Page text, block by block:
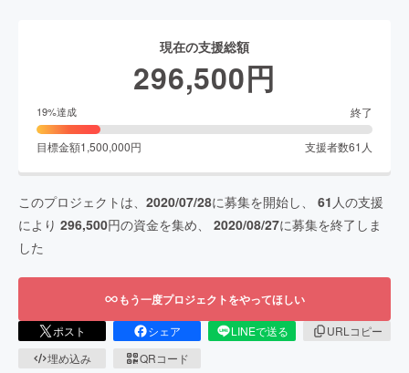
現在の支援総額
296,500円
19%達成 終了
目標金額1,500,000円 支援者数61 人
このプロジェクトは、 2020/07/28に募集を開始し、 61 人の支援
により 296,500円の資金を集め、 2020/08/27に募集を終了しま
した
もう一度プロジェクトをやってほしい
ポスト シェア LINEで送る
URLコピー
埋め込み
QRコード